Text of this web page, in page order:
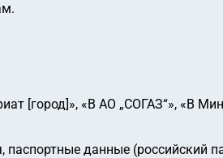
[город]», «В АО „СОГАЗ“», «В
данные (российский